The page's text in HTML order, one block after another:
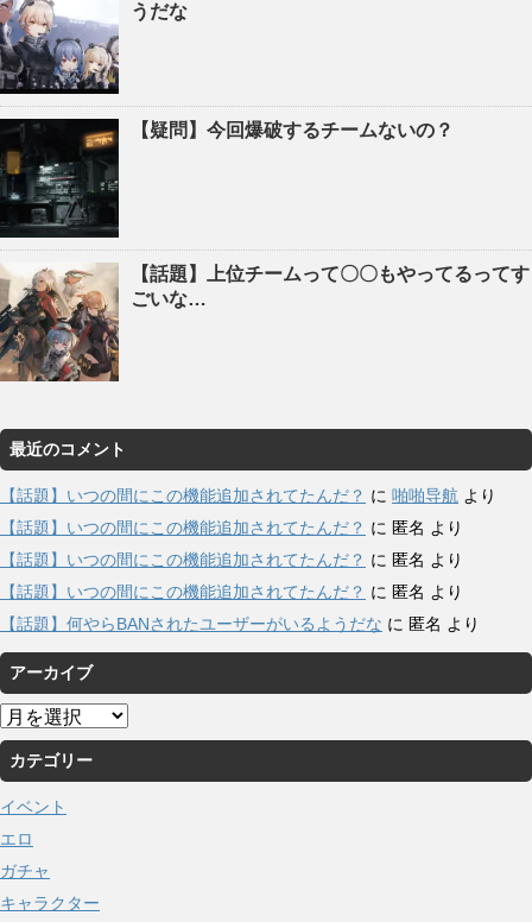
うだな
【疑問】今回爆破するチームないの？
【話題】上位チームって〇〇もやってるってす
ごいな…
最近のコメント
【話題】いつの間にこの機能追加されてたんだ？ に 啪啪导航 より
【話題】いつの間にこの機能追加されてたんだ？ に 匿名 より
【話題】いつの間にこの機能追加されてたんだ？ に 匿名 より
【話題】いつの間にこの機能追加されてたんだ？ に 匿名 より
【話題】何やらBANされたユーザーがいるようだな に 匿名 より
アーカイブ
ア
ー
カ
イ
ブ
カテゴリー
イベント
エロ
ガチャ
キャラクター